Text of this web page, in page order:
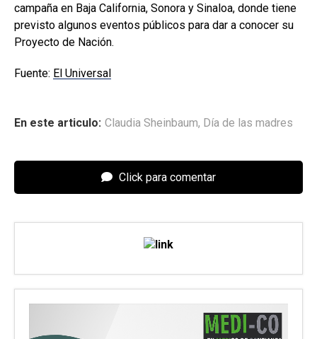
campaña en Baja California, Sonora y Sinaloa, donde tiene
previsto algunos eventos públicos para dar a conocer su
Proyecto de Nación.
Fuente: El Universal
En este articulo: Claudia Sheinbaum, Día de las madres
Click para comentar